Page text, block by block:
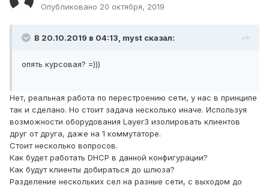
Опубликовано 20 октября, 2019
В 20.10.2019 в 04:13, myst сказал:
опять курсовая? =)))
Нет, реальная работа по перестроению сети, у нас в принципе
так и сделано. Но стоит задача несколько иначе. Используя
возможности оборудования Layer3 изолировать клиентов
друг от друга, даже на 1 коммутаторе.
Стоит несколько вопросов.
Как будет работать DHCP в данной конфигурации?
Как будут клиенты добираться до шлюза?
Разделение нескольких сел на разные сети, с выходом до